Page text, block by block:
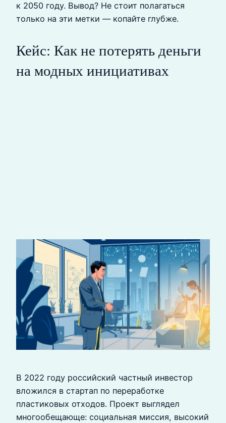
к 2050 году. Вывод? Не стоит полагаться
только на эти метки — копайте глубже.
Кейс: Как не потерять деньги
на модных инициативах
В 2022 году российский частный инвестор
вложился в стартап по переработке
пластиковых отходов. Проект выглядел
многообещающе: социальная миссия, высокий